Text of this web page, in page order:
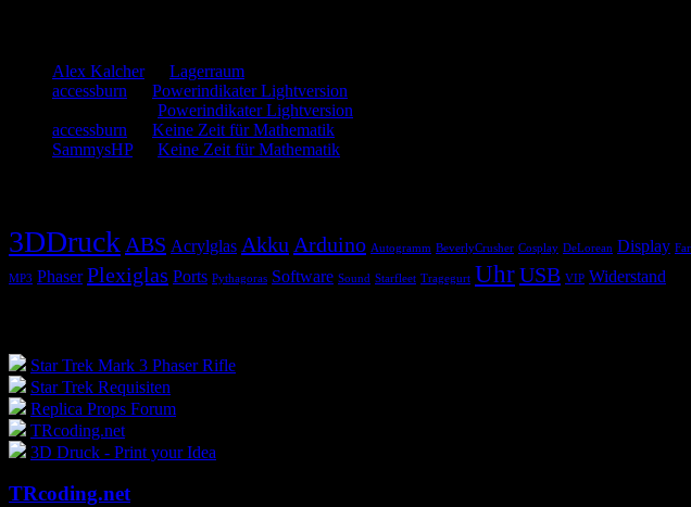
Alex Kalcherzu Lagerraum
accessburn
Powerindikater Lightversion
Powerindikater Lightversion
accessburn
Keine Zeit für Mathematik
SammysHPzu Keine Zeit für Mathematik
3DDruck ABS Acrylglas Akku Arduino Autogramm BeverlyCrusher Cosplay DeLorean Display
MP3 Phaser Plexiglas Ports Pythagoras Software Sound Starfleet Tragegurt UhrUSB VIP Widerstand
Star Trek Mark 3 Phaser Rifle
Star Trek Requisiten
Replica Props Forum
TRcoding.net
3D Druck - Print your Idea
TRcoding.net